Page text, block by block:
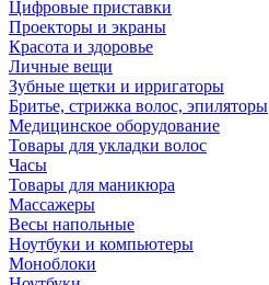
Цифровые приставки
Проекторы и экраны
Красота и здоровье
Личные вещи
Зубные щетки и ирригаторы
Бритье, стрижка волос, эпиляторы
Медицинское оборудование
Товары для укладки волос
Часы
Товары для маникюра
Массажеры
Весы напольные
Ноутбуки и компьютеры
Моноблоки